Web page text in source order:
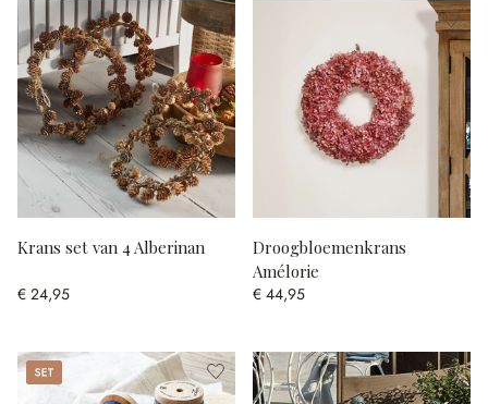
Krans set van 4 Alberinan
€ 24,95
Droogbloemenkrans
Amélorie
€ 44,95
Set